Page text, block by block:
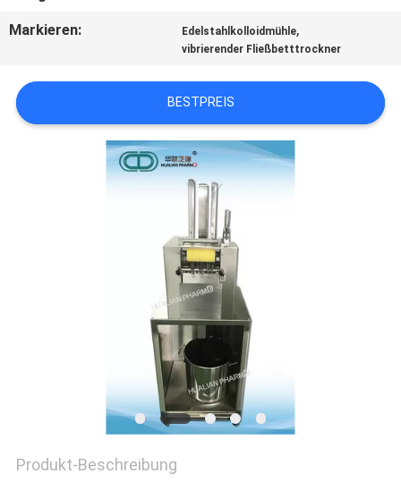
SIE
EIN
Markieren: Edelstahlkolloidmühle,
vibrierender Fließbetttrockner
BESTPREIS
Produkt-Beschreibung